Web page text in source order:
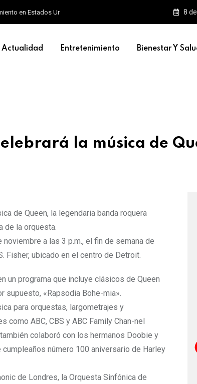
en Estados Unidos 8
Actualidad Entretenimiento Bienestar Y
la música de
de Queen, la legendaria banda roquera
de la orquesta.
a las 3 p.m., el fin de semana de
Fisher, ubicado en el centro de Detroit.
un programa que incluye clásicos de Queen
supuesto, «Rapsodia Bohe-mia».
para orquestas, largometrajes y
ABC, CBS y ABC Family Chan-nel
colaboró con los hermanos Doobie y
número 100 aniversario de Harley
de Londres, la Orquesta Sinfónica de